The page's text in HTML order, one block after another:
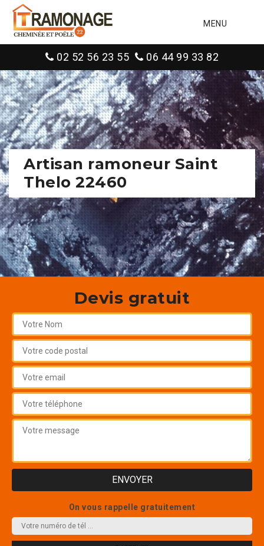
MENU
02 52 56 23 55 06 44 99 33 82
Artisan ramoneur Saint
Thelo 22460
Devis gratuit
On vous rappelle gratuitement